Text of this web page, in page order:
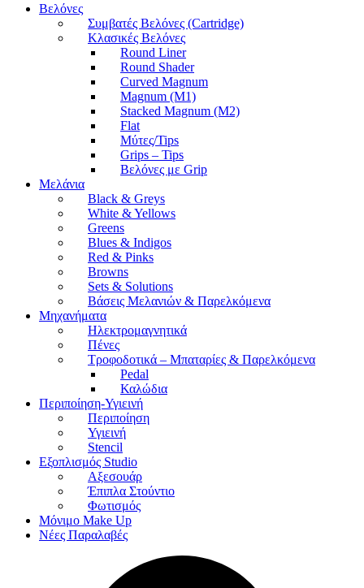
Βελόνες
Συμβατές Βελόνες (Cartridge)
Κλασικές Βελόνες
Round Liner
Round Shader
Curved Magnum
Magnum (M1)
Stacked Magnum (M2)
Flat
Μύτες/Tips
Grips – Tips
Βελόνες με Grip
Μελάνια
Black & Greys
White & Yellows
Greens
Blues & Indigos
Red & Pinks
Browns
Sets & Solutions
Βάσεις Μελανιών & Παρελκόμενα
Μηχανήματα
Ηλεκτρομαγνητικά
Πένες
Τροφοδοτικά – Μπαταρίες & Παρελκόμενα
Pedal
Καλώδια
Περιποίηση-Υγιεινή
Περιποίηση
Υγιεινή
Stencil
Εξοπλισμός Studio
Αξεσουάρ
Έπιπλα Στούντιο
Φωτισμός
Μόνιμο Make Up
Νέες Παραλαβές